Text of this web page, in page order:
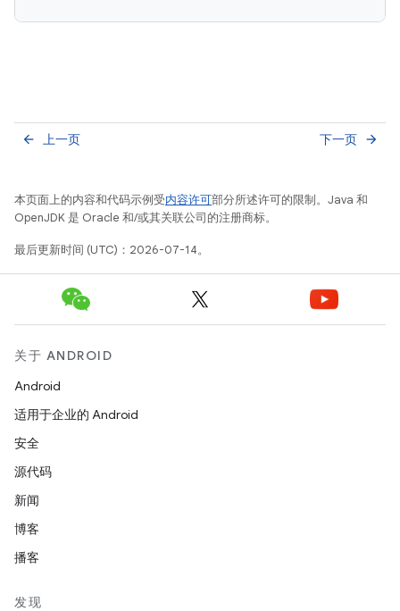
上一页
arrow_back 下一页 arrow_forward
本页面上的内容和代码示例受内容许可部分所述许可的限制。Java 和
OpenJDK 是 Oracle 和/或其关联公司的注册商标。
最后更新时间 (UTC)：2026-07-14。
关于 ANDROID
Android
适用于企业的 Android
安全
源代码
新闻
博客
播客
发现